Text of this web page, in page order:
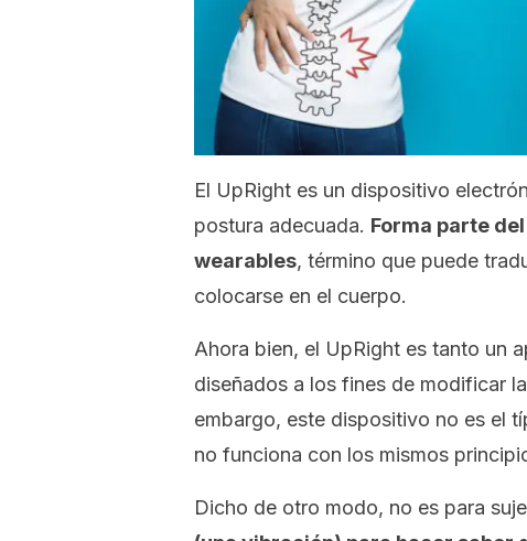
El UpRight es un dispositivo
postura adecuada. Forma parte
wearables, término que puede
colocarse en el cuerpo.
Ahora bien, el UpRight es tanto un
diseñados a los fines de modificar
embargo, este dispositivo no es el
no funciona con los mismos
Dicho de otro modo, no es para